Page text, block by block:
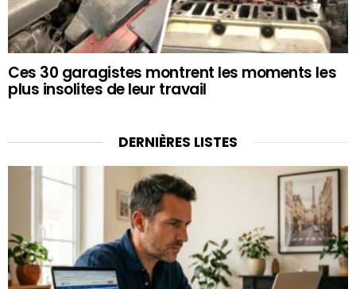
Ces 30 garagistes montrent les moments les
plus insolites de leur travail
DERNIÈRES LISTES